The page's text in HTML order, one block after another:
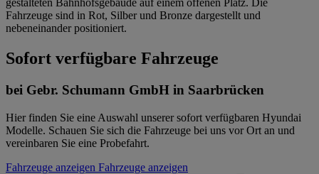
Sofort verfügbare Fahrzeuge
bei Gebr. Schumann GmbH in Saarbrücken
Hier finden Sie eine Auswahl unserer sofort verfügbaren Hyundai
Modelle. Schauen Sie sich die Fahrzeuge bei uns vor Ort an und
vereinbaren Sie eine Probefahrt.
Fahrzeuge anzeigen Fahrzeuge anzeigen